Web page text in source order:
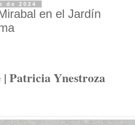
de 2024
en el Jardín
| Patricia Ynestroza